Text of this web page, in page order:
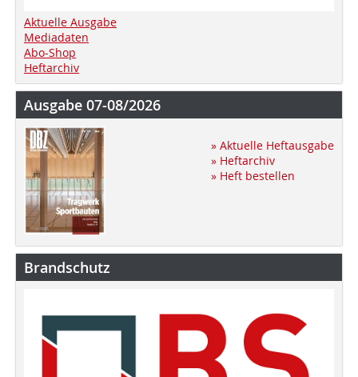
Aktuelle Ausgabe
Mediadaten
Abo-Shop
Heftarchiv
Ausgabe 07-08/2026
» Aktuelle Heftausgabe
» Heftarchiv
» Heft bestellen
Brandschutz